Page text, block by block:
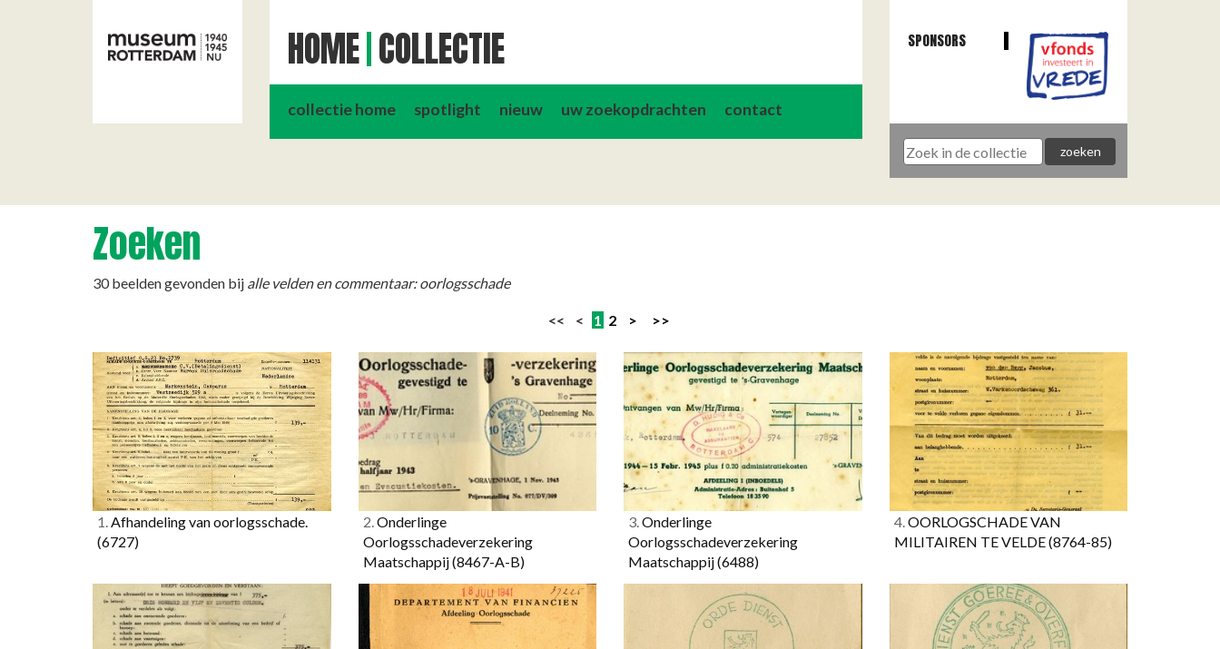
HOME COLLECTIE
collectie home spotlight nieuw uw zoekopdrachten contact
SPONSORS
Zoeken
30 beelden gevonden bij alle velden en commentaar: oorlogsschade
<< < 1 2 > >>
1.Afhandeling van oorlogsschade.
(6727)
2.Onderlinge
Oorlogsschadeverzekering
Maatschappij(8467-A-B)
3.Onderlinge
Oorlogsschadeverzekering
Maatschappij(6488)
4.OORLOGSCHADE VAN
MILITAIREN TE VELDE(8764-85)